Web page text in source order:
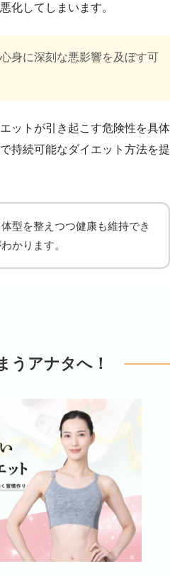
化してしまいます。
身に深刻な悪影響を及ぼす可
ットが引き起こす危険性を具体
持続可能なダイエット方法を提
型を整えつつ健康も維持でき
かります。
うアナタへ！